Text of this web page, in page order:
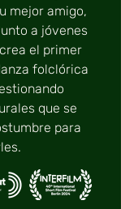
mejor amigo,
a jóvenes
el primer
folclórica
que se
para